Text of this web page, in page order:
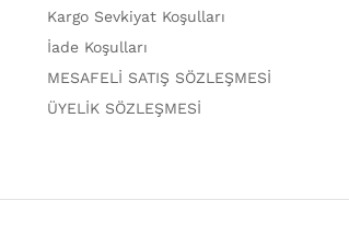
Kargo Sevkiyat Koşulları
İade Koşulları
MESAFELİ SATIŞ SÖZLEŞMESİ
ÜYELİK SÖZLEŞMESİ